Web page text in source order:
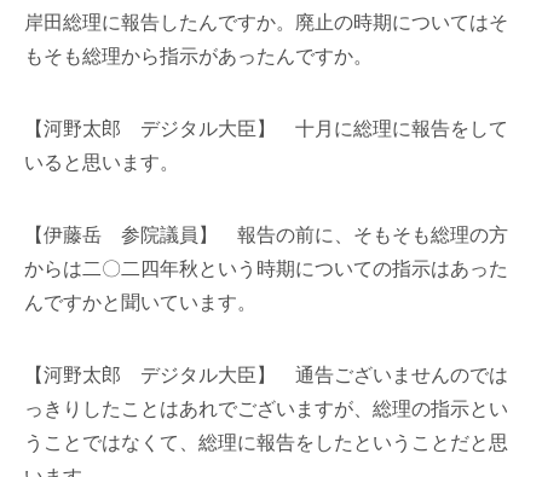
岸田総理に報告したんですか。廃止の時期についてはそ
もそも総理から指示があったんですか。
【河野太郎 デジタル大臣】 十月に総理に報告をして
いると思います。
【伊藤岳 参院議員】 報告の前に、そもそも総理の方
からは二〇二四年秋という時期についての指示はあった
んですかと聞いています。
【河野太郎 デジタル大臣】 通告ございませんのでは
っきりしたことはあれでございますが、総理の指示とい
うことではなくて、総理に報告をしたということだと思